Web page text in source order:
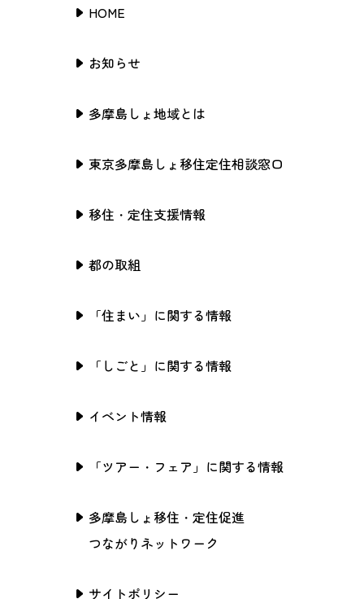
HOME
お知らせ
多摩島しょ地域とは
東京多摩島しょ移住定住相談窓口
移住・定住支援情報
都の取組
「住まい」に関する情報
「しごと」に関する情報
イベント情報
「ツアー・フェア」に関する情報
多摩島しょ移住・定住促進
つながりネットワーク
サイトポリシー